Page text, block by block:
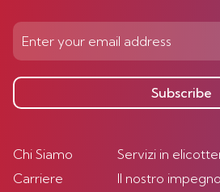
Subscribe
Chi Siamo
Carriere
Servizi in
Il nostro impegno